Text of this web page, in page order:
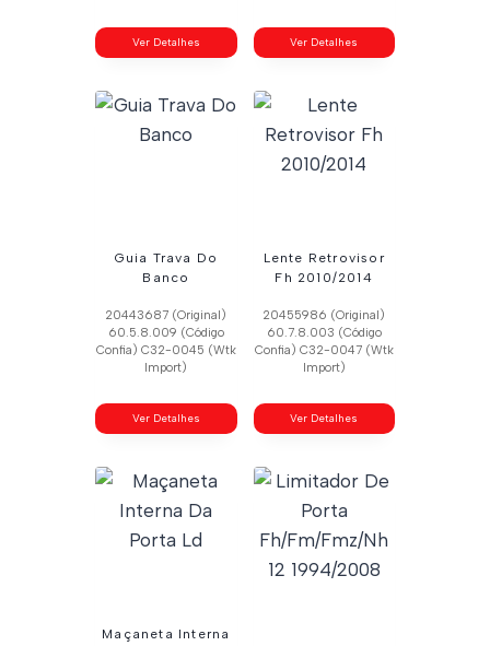
Ver Detalhes Ver Detalhes
Guia Trava Do
Banco
20443687 (Original)
60.5.8.009 (Código
Confia) C32-0045 (Wtk
Import)
Ver Detalhes
Lente Retrovisor
Fh 2010/2014
20455986 (Original)
60.7.8.003 (Código
Confia) C32-0047 (Wtk
Import)
Ver Detalhes
Maçaneta Interna